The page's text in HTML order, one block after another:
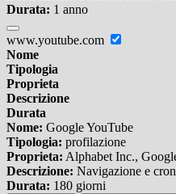
Durata: 1 anno
www.youtube.com
Nome
Tipologia
Proprieta
Descrizione
Durata
Nome: Google YouTube
Tipologia: profilazione
Proprieta: Alphabet Inc.,
Descrizione: Navigazione e
Durata: 180 giorni